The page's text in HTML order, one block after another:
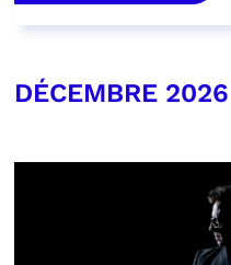
DÉCEMBRE 2026